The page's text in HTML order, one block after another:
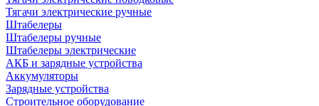
Тягачи электрические ручные
Штабелеры
Штабелеры ручные
Штабелеры электрические
АКБ и зарядные устройства
Аккумуляторы
Зарядные устройства
Строительное оборудование